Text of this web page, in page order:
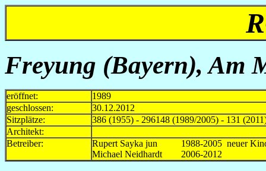
Freyung (Bayern), Am
eröffnet:
1989
geschlossen:
30.12.2012
Sitzplätze:
386 (1955) - 296148 (1989/2005) - 131
Architekt:
Betreiber:
Rupert Sayka jun 1988-2005 neuer
Michael Neidhardt 2006-2012